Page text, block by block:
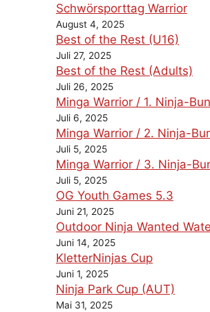
Schwörsporttag Warrior
August 4, 2025
Best of the Rest (U16)
Juli 27, 2025
Best of the Rest (Adults)
Juli 26, 2025
Minga Warrior / 1. Ninja-
Juli 6, 2025
Minga Warrior / 2. Ninja-
Juli 5, 2025
Minga Warrior / 3. Ninja-
Juli 5, 2025
OG Youth Games 5.3
Juni 21, 2025
Outdoor Ninja Wanted
Juni 14, 2025
KletterNinjas Cup
Juni 1, 2025
Ninja Park Cup (AUT)
Mai 31, 2025